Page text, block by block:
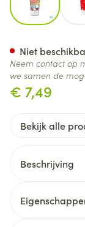
€ 7,49
Niet
Neem contact op
we samen de
Bekijk alle
Beschrijving